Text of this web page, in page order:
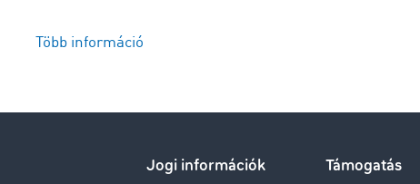
Több információ
Jogi információk Támogatás